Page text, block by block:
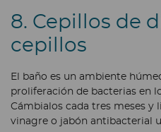
8. Cepillos de
cepillos
El baño es un ambiente
proliferación de bacterias en
Cámbialos cada tres meses y
vinagre o jabón antibacterial